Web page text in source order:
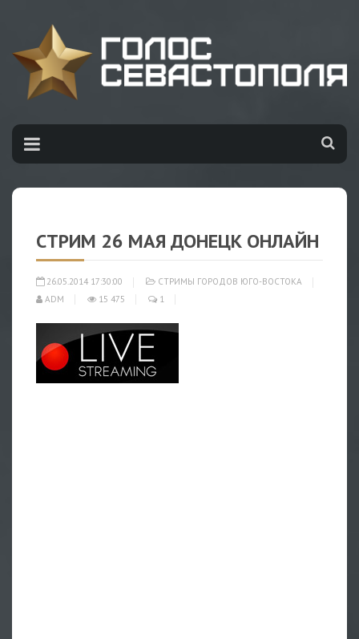
СТРИМ 26 МАЯ ДОНЕЦК ОНЛАЙН
26.05.2014 17:30:00
СТРИМЫ ГОРОДОВ ЮГО-ВОСТОКА
ADM
15 475 1